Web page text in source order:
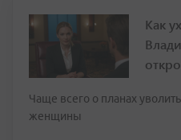
Как
Чаще всего о планах
женщины